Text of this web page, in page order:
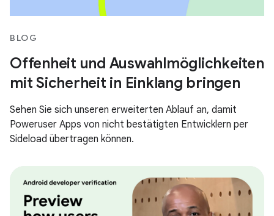
BLOG
Offenheit und Auswahlmöglichkeiten
mit Sicherheit in Einklang bringen
Sehen Sie sich unseren erweiterten Ablauf an, damit
Poweruser Apps von nicht bestätigten Entwicklern per
Sideload übertragen können.